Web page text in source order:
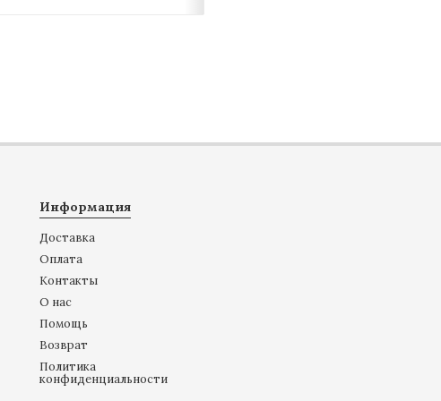
Информация
Доставка
Оплата
Контакты
О нас
Помощь
Возврат
Политика
конфиденциальности